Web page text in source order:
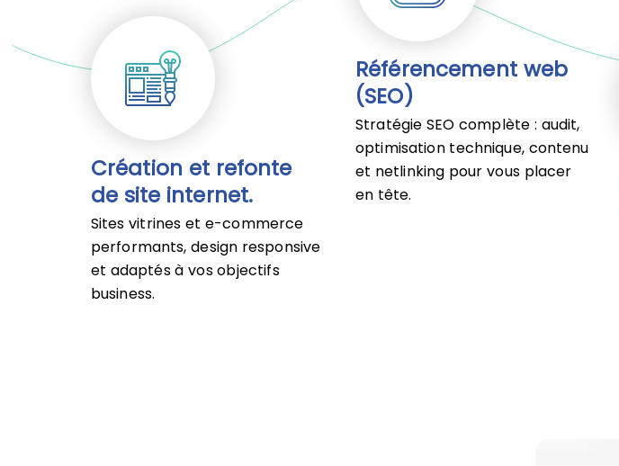
Création et refonte
de site internet.
Sites vitrines et e-commerce
performants, design responsive
et adaptés à vos objectifs
business.
Référencement web
(SEO)
Stratégie SEO complète : audit,
optimisation technique, contenu
et netlinking pour vous placer
en tête.